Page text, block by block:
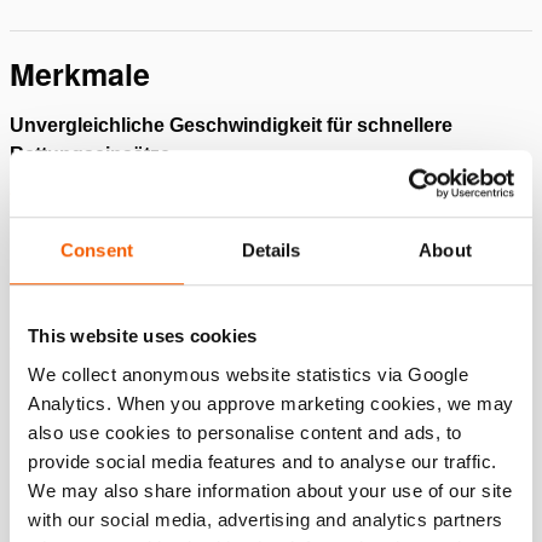
Consent Details About
This website uses cookies
We collect anonymous website statistics via Google
Analytics. When you approve marketing cookies, we may
also use cookies to personalise content and ads, to
provide social media features and to analyse our traffic.
We may also share information about your use of our site
with our social media, advertising and analytics partners
Merkmale
Unvergleichliche Geschwindigkeit für schnellere
Rettungseinsätze
Schnellster Spreizer auf dem Markt dank Stepless
Speed Maximization (patentiert) – Das Gerät sorgt
ständig für optimierte Motor- und Pumpeneinstellungen,
sodass Sie bei jeder Belastung des Geräts die maximale
Maximale Betriebsflexibilität mit zwei Betriebsmodi –
Schulungs-/Demomodus mit reduzierter
Geschwindigkeit und Hochgeschwindigkeitsmodus
(Pentheon)
Ultimative Geschwindigkeitskontrolle für mehr Kontrolle
über das Gerät